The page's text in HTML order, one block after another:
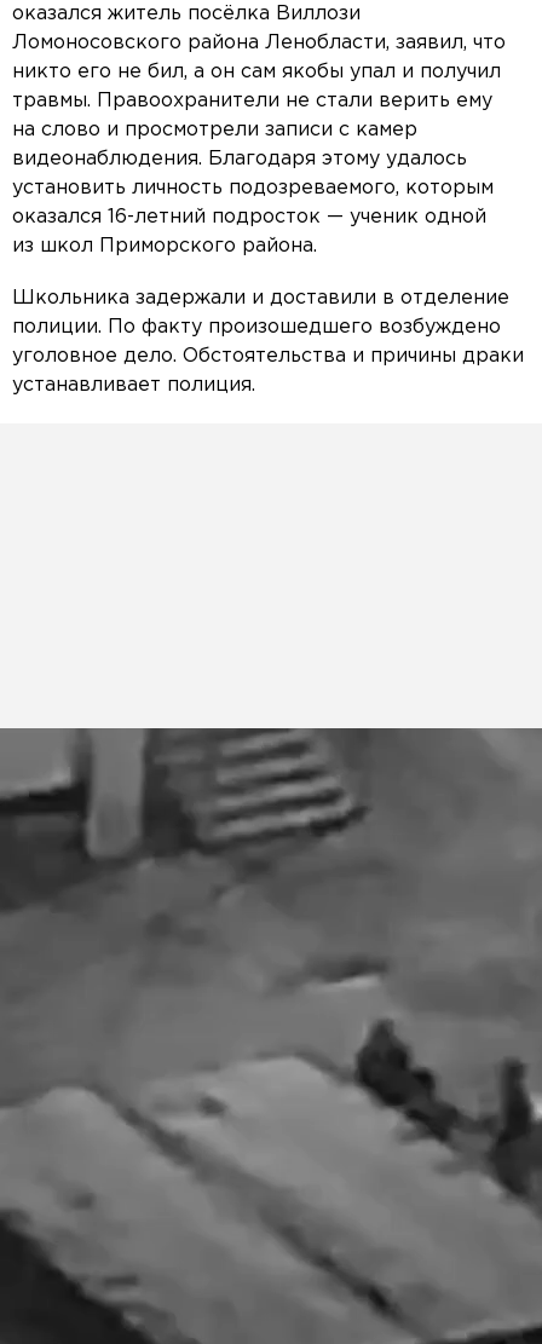
оказался житель посёлка Виллози
Ломоносовского района Ленобласти, заявил, что
никто его не бил, а он сам якобы упал и получил
травмы. Правоохранители не стали верить ему
на слово и просмотрели записи с камер
видеонаблюдения. Благодаря этому удалось
установить личность подозреваемого, которым
оказался 16-летний подросток — ученик одной
из школ Приморского района.
Школьника задержали и доставили в отделение
полиции. По факту произошедшего возбуждено
уголовное дело. Обстоятельства и причины драки
устанавливает полиция.